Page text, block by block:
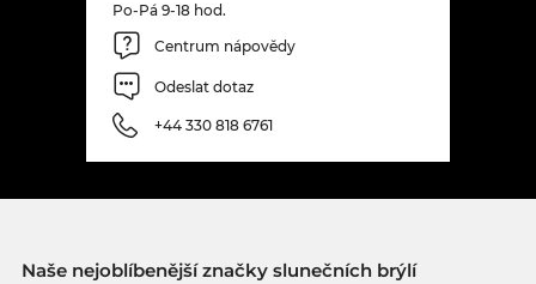
Po-Pá 9-18 hod.
Centrum nápovědy
Odeslat dotaz
+44 330 818 6761
Naše nejoblíbenější značky slunečních brýlí